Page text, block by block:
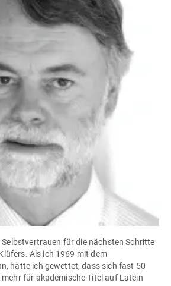
für die nächsten Schritte
Als ich 1969 mit dem
hätte ich gewettet, dass sich fast 50
für akademische Titel auf Latein